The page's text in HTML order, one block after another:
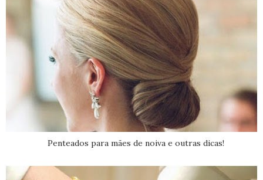
Penteados para mães de noiva e outras dicas!